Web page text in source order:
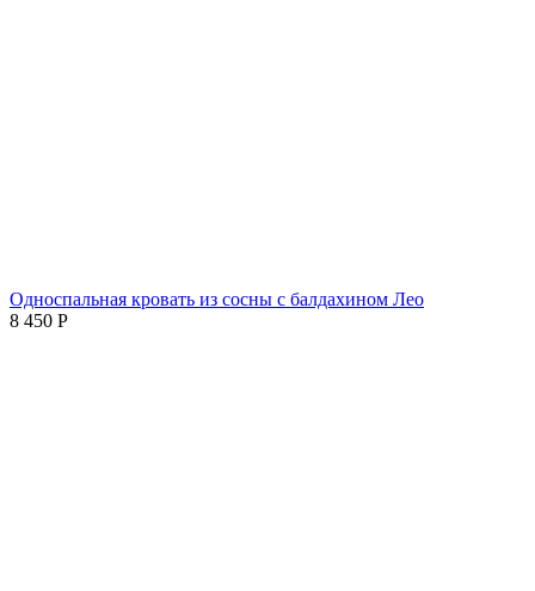
Односпальная кровать из сосны с балдахином Лео
8 450 Р